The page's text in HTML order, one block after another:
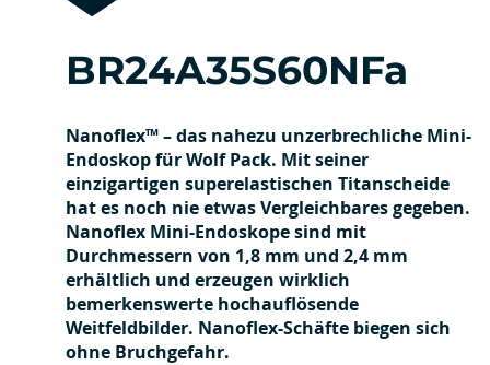
BR24A35S60NFa
Nanoflex™ – das nahezu unzerbrechliche Mini-
Endoskop für Wolf Pack. Mit seiner
einzigartigen superelastischen Titanscheide
hat es noch nie etwas Vergleichbares gegeben.
Nanoflex Mini-Endoskope sind mit
Durchmessern von 1,8 mm und 2,4 mm
erhältlich und erzeugen wirklich
bemerkenswerte hochauflösende
Weitfeldbilder. Nanoflex-Schäfte biegen sich
ohne Bruchgefahr.